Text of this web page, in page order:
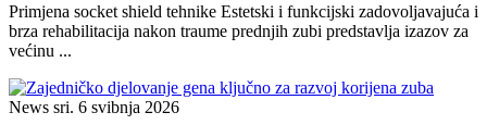
Primjena socket shield tehnike Estetski i funkcijski zadovoljavajuća i
brza rehabilitacija nakon traume prednjih zubi predstavlja izazov za
većinu ...
News sri. 6 svibnja 2026